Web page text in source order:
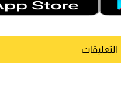
التعليقات